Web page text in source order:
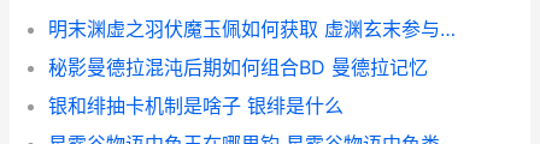
明末渊虚之羽伏魔玉佩如何获取 虚渊玄末参与以下哪部作品
秘影曼德拉混沌后期如何组合BD 曼德拉记忆
银和绯抽卡机制是啥子 银绯是什么